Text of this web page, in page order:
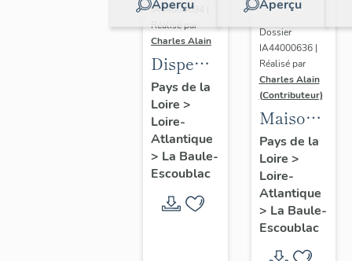
Aperçu
IA44000694 |
Réalisé par
Charles Alain
Dispensaire
dit
Fondation
la
Pérousse
puis
Dispensaire
d'hygiène
Pays de la
Loire >
Loire-
Atlantique
> La Baule-
Escoublac
Aperçu
Dossier
IA44000636 |
Réalisé par
Charles Alain
(Contributeur)
Maison
dite villa
balnéaire
Cybèle, 1
avenue
Hoëdic
Pays de la
Loire >
Loire-
Atlantique
> La Baule-
Escoublac